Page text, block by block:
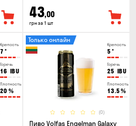
43,00
грн за 1 шт
Крепость
7 °
Горечь
16 IBU
Плотность
20 %
Крепость
5 °
Горечь
25 IBU
Плотность
13.5 %
(0)
Только онлайн
Пиво Volfas Engelman Galaxy